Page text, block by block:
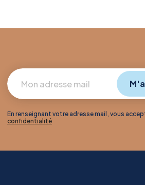
En renseignant votre adresse mail, vous
confidentialité